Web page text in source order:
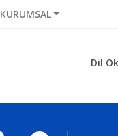
KURUMSAL
Dil